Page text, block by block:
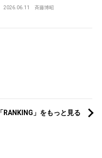
2026.06.11 斉藤博昭
「RANKING」をもっと見る